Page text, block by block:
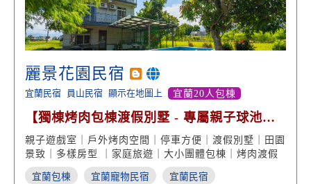
麗景花園民宿
宜蘭民宿 員山民宿 顯示在地圖上 宜蘭20人包棟
【獨棟烤肉包棟渡假別墅 - 專屬親子球池遊
戲室】
親子遊戲室｜戶外烤肉空間｜停車方便｜渡假別墅｜田園
景致｜多樣房型 ｜家庭旅遊｜大小團體包棟｜烤肉渡假
宜蘭包棟 宜蘭寵物民宿 宜蘭民宿